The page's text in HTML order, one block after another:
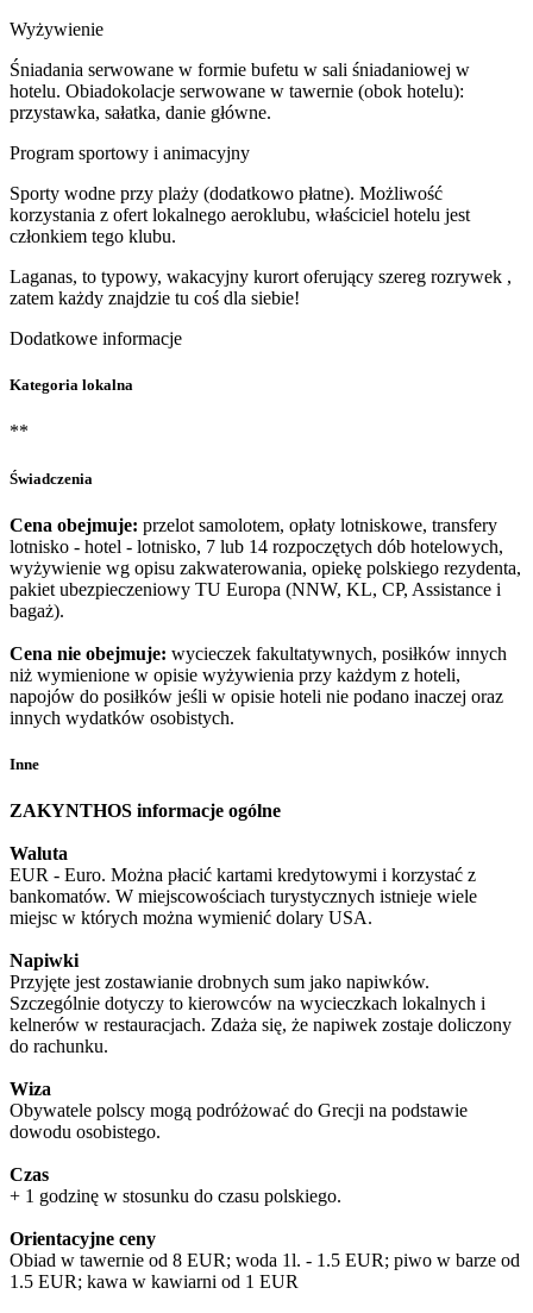
Wyżywienie
Śniadania serwowane w formie bufetu w sali śniadaniowej w
hotelu. Obiadokolacje serwowane w tawernie (obok hotelu):
przystawka, sałatka, danie główne.
Program sportowy i animacyjny
Sporty wodne przy plaży (dodatkowo płatne). Możliwość
korzystania z ofert lokalnego aeroklubu, właściciel hotelu jest
członkiem tego klubu.
Laganas, to typowy, wakacyjny kurort oferujący szereg rozrywek ,
zatem każdy znajdzie tu coś dla siebie!
Dodatkowe informacje
Kategoria lokalna
**
Świadczenia
Cena obejmuje: przelot samolotem, opłaty lotniskowe, transfery
lotnisko - hotel - lotnisko, 7 lub 14 rozpoczętych dób hotelowych,
wyżywienie wg opisu zakwaterowania, opiekę polskiego rezydenta,
pakiet ubezpieczeniowy TU Europa (NNW, KL, CP, Assistance i
bagaż).
Cena nie obejmuje: wycieczek fakultatywnych, posiłków innych
niż wymienione w opisie wyżywienia przy każdym z hoteli,
napojów do posiłków jeśli w opisie hoteli nie podano inaczej oraz
innych wydatków osobistych.
Inne
ZAKYNTHOS informacje ogólne
Waluta
EUR - Euro. Można płacić kartami kredytowymi i korzystać z
bankomatów. W miejscowościach turystycznych istnieje wiele
miejsc w których można wymienić dolary USA.
Napiwki
Przyjęte jest zostawianie drobnych sum jako napiwków.
Szczególnie dotyczy to kierowców na wycieczkach lokalnych i
kelnerów w restauracjach. Zdaża się, że napiwek zostaje doliczony
do rachunku.
Wiza
Obywatele polscy mogą podróżować do Grecji na podstawie
dowodu osobistego.
Czas
+ 1 godzinę w stosunku do czasu polskiego.
Orientacyjne ceny
Obiad w tawernie od 8 EUR; woda 1l. - 1.5 EUR; piwo w barze od
1.5 EUR; kawa w kawiarni od 1 EUR